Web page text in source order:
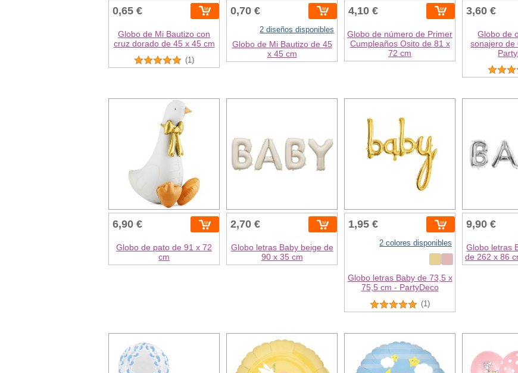
0,65 €
Globo de Mi Bautizo con
cruz dorado de 45 x 45 cm
(1)
0,70 €
2 diseños disponibles
Globo de Mi Bautizo de 45
x 45 cm
4,10 €
Globo de número de Primer
Cumpleaños Osito de 81 x
72 cm
3,60 €
Globo de
sonajero de
6,90 €
Globo de pato de 91 x 72
cm
2,70 €
Globo letras Baby beige de
90 x 35 cm
1,95 €
2 colores disponibles
Globo letras Baby de 73,5 x
75,5 cm - PartyDeco
(1)
9,90 €
Globo letras
de 262 x 86